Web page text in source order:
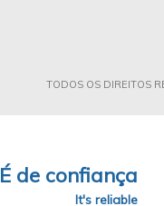
TODOS OS DIREITOS
É de confiança
It's reliable